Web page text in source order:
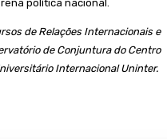
política nacional.
de Relações Internacionais e
de Conjuntura do Centro
Internacional Uninter.